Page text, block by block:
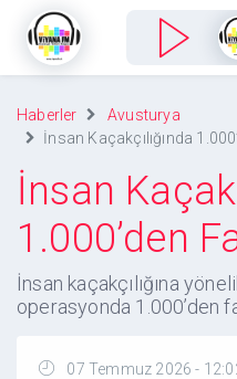
Haberler
Avusturya
İnsan Kaçakçılığında
İnsan
1.000’den
İnsan kaçakçılığına
operasyonda 1.000’den
07 Temmuz 2026 -